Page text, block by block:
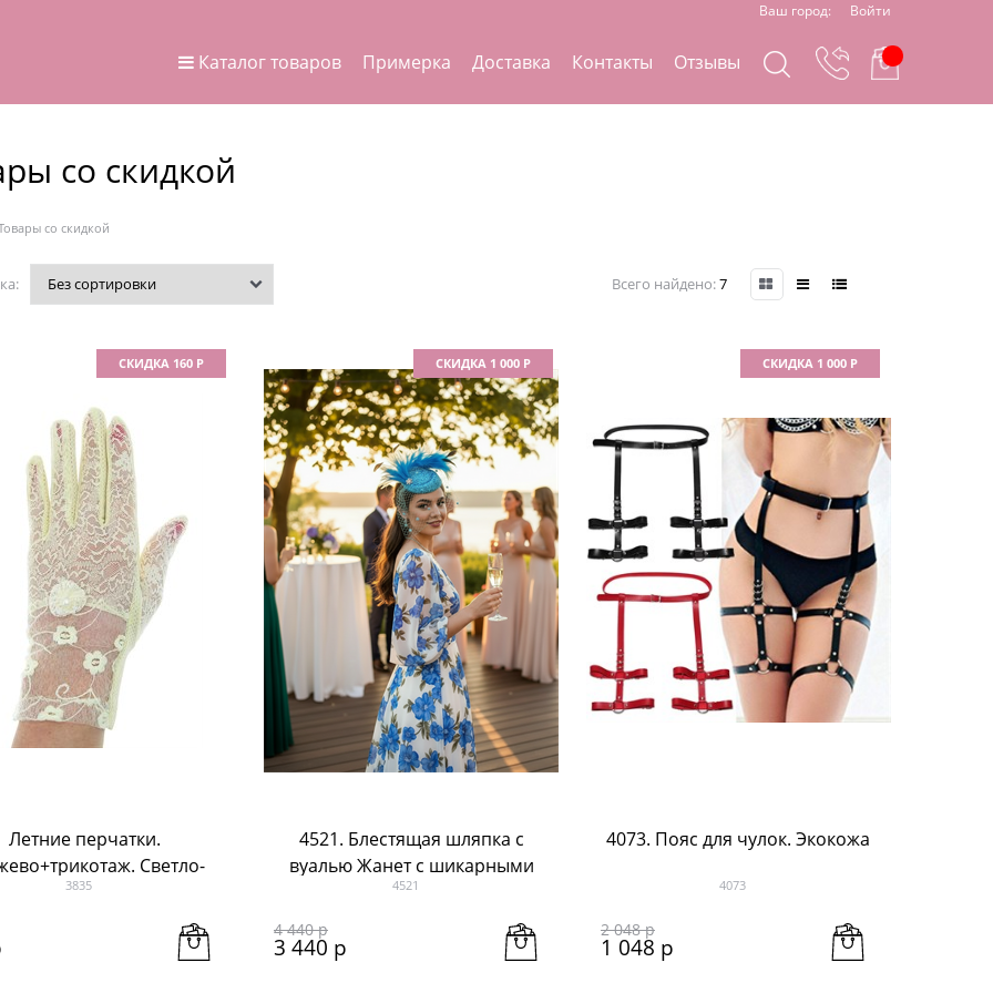
Ваш город: Войти
Каталог товаров Примерка Доставка Контакты Отзывы
со скидкой
со скидкой
Всего найдено:7
Летние перчатки.
Светло-
желтые
3835
СКИДКА 160 Р
4521. Блестящая шляпка с
вуалью Жанет с шикарными
перьями. Голубая
4521
СКИДКА 1 000 Р
4 440 р
3 440 р
4073. Пояс для чулок. Экокожа
4073
СКИДКА 1 000 Р
2 048 р
1 048 р